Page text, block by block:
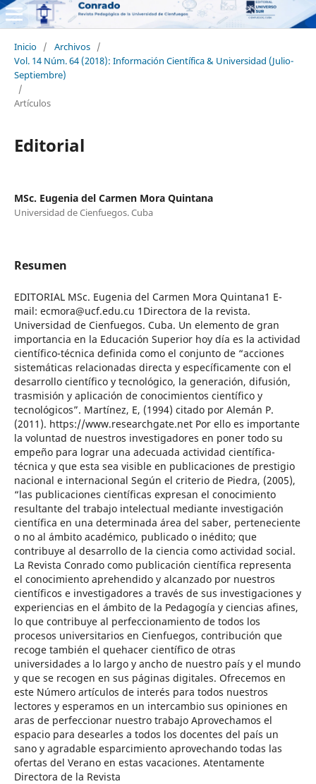
Inicio / Archivos /
Vol. 14 Núm. 64 (2018): Información Científica & Universidad (Julio-
Septiembre)
/
Artículos
Editorial
MSc. Eugenia del Carmen Mora Quintana
Universidad de Cienfuegos. Cuba
Resumen
EDITORIAL MSc. Eugenia del Carmen Mora Quintana1 E-
mail: ecmora@ucf.edu.cu 1Directora de la revista.
Universidad de Cienfuegos. Cuba. Un elemento de gran
importancia en la Educación Superior hoy día es la actividad
científico-técnica definida como el conjunto de “acciones
sistemáticas relacionadas directa y específicamente con el
desarrollo científico y tecnológico, la generación, difusión,
trasmisión y aplicación de conocimientos científico y
tecnológicos”. Martínez, E, (1994) citado por Alemán P.
(2011). https://www.researchgate.net Por ello es importante
la voluntad de nuestros investigadores en poner todo su
empeño para lograr una adecuada actividad científica-
técnica y que esta sea visible en publicaciones de prestigio
nacional e internacional Según el criterio de Piedra, (2005),
“las publicaciones científicas expresan el conocimiento
resultante del trabajo intelectual mediante investigación
científica en una determinada área del saber, perteneciente
o no al ámbito académico, publicado o inédito; que
contribuye al desarrollo de la ciencia como actividad social.
La Revista Conrado como publicación científica representa
el conocimiento aprehendido y alcanzado por nuestros
científicos e investigadores a través de sus investigaciones y
experiencias en el ámbito de la Pedagogía y ciencias afines,
lo que contribuye al perfeccionamiento de todos los
procesos universitarios en Cienfuegos, contribución que
recoge también el quehacer científico de otras
universidades a lo largo y ancho de nuestro país y el mundo
y que se recogen en sus páginas digitales. Ofrecemos en
este Número artículos de interés para todos nuestros
lectores y esperamos en un intercambio sus opiniones en
aras de perfeccionar nuestro trabajo Aprovechamos el
espacio para desearles a todos los docentes del país un
sano y agradable esparcimiento aprovechando todas las
ofertas del Verano en estas vacaciones. Atentamente
Directora de la Revista